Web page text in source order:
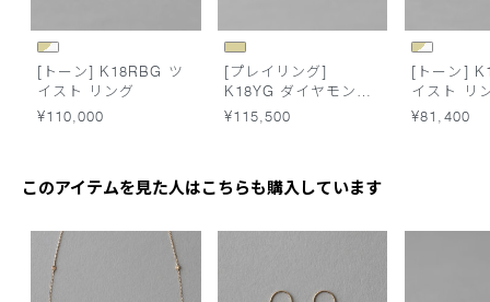
[トーン] K18RBG ツ
イスト リング
¥110,000
[プレイリング]
K18YG ダイヤモンド
ピンキーリング
¥115,500
[トーン]
イスト リ
¥81,400
このアイテムを見た人はこちらも購入しています